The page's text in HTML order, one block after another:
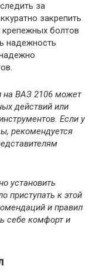
за
закрепить
болтов
надежность
на ВАЗ 2106 может
действий или
Если у
рекомендуется
установить
приступать к этой
и правил
себе комфорт и